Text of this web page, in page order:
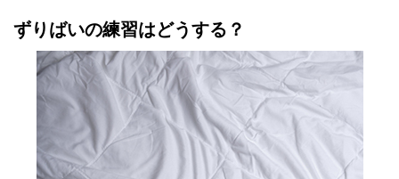
ずりばいの練習はどうする？